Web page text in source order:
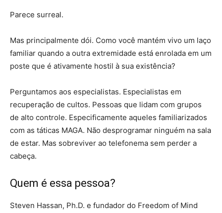
Parece surreal.
Mas principalmente dói. Como você mantém vivo um laço
familiar quando a outra extremidade está enrolada em um
poste que é ativamente hostil à sua existência?
Perguntamos aos especialistas. Especialistas em
recuperação de cultos. Pessoas que lidam com grupos
de alto controle. Especificamente aqueles familiarizados
com as táticas MAGA. Não desprogramar ninguém na sala
de estar. Mas sobreviver ao telefonema sem perder a
cabeça.
Quem é essa pessoa?
Steven Hassan, Ph.D. e fundador do Freedom of Mind